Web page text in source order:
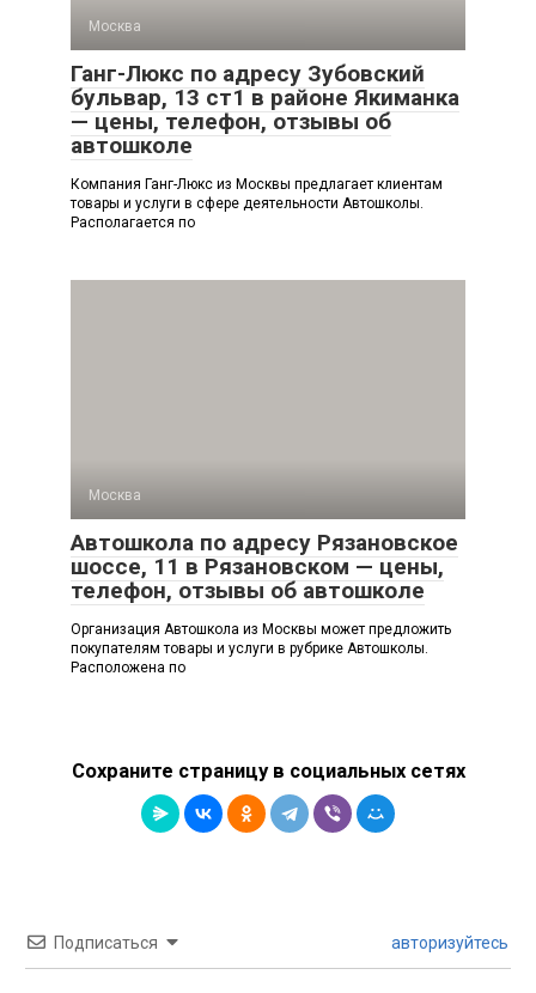
Москва
Ганг-Люкс по адресу Зубовский
бульвар, 13 ст1 в районе Якиманка
— цены, телефон, отзывы об
автошколе
Компания Ганг-Люкс из Москвы предлагает клиентам
товары и услуги в сфере деятельности Автошколы.
Располагается по
Москва
Автошкола по адресу Рязановское
шоссе, 11 в Рязановском — цены,
телефон, отзывы об автошколе
Организация Автошкола из Москвы может предложить
покупателям товары и услуги в рубрике Автошколы.
Расположена по
Сохраните страницу в социальных сетях
Подписаться авторизуйтесь